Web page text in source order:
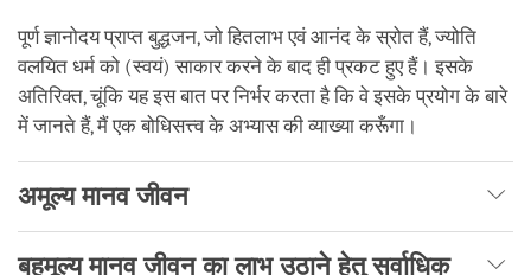
पूर्ण ज्ञानोदय प्राप्त बुद्धजन, जो हितलाभ एवं आनंद के स्रोत हैं, ज्योति
वलयित धर्म को (स्वयं) साकार करने के बाद ही प्रकट हुए हैं। इसके
अतिरिक्त, चूंकि यह इस बात पर निर्भर करता है कि वे इसके प्रयोग के बारे
में जानते हैं, मैं एक बोधिसत्त्व के अभ्यास की व्याख्या करूँगा।
अमूल्य मानव जीवन
बहुमूल्य मानव जीवन का लाभ उठाने हेतु सर्वाधिक